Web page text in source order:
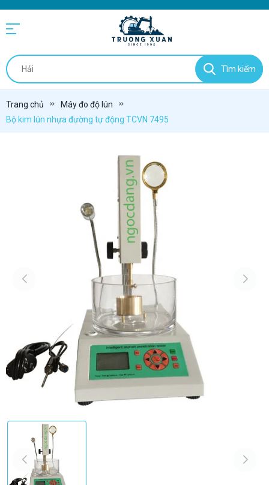
Tìm kiếm
Trang chủ
Máy đo độ lún
Bộ kim lún nhựa đường tự động TCVN 7495